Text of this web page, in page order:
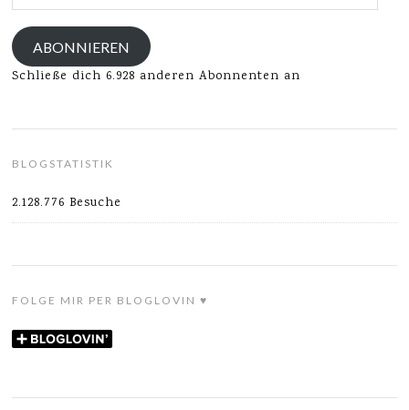
Mail-
Adresse
ABONNIEREN
Schließe dich 6.928 anderen Abonnenten an
BLOGSTATISTIK
2.128.776 Besuche
FOLGE MIR PER BLOGLOVIN ♥